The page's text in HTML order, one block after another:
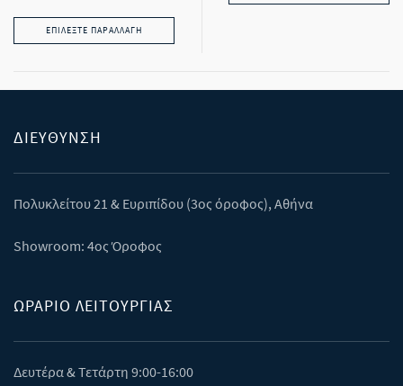
ΕΠΙΛΈΞΤΕ ΠΑΡΑΛΛΑΓΉ
ΔΙΕΎΘΥΝΣΗ
Πολυκλείτου 21 & Eυριπίδου (3ος όροφος), Αθήνα
Showroom: 4ος Όροφος
ΩΡΑΡΙΟ ΛΕΙΤΟΥΡΓΙΑΣ
Δευτέρα & Τετάρτη 9:00-16:00